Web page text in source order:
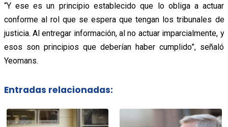
“Y ese es un principio establecido que lo obliga a actuar
conforme al rol que se espera que tengan los tribunales de
justicia. Al entregar información, al no actuar imparcialmente, y
esos son principios que deberían haber cumplido”, señaló
Yeomans.
Entradas relacionadas: